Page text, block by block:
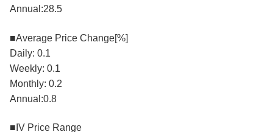
Annual:28.5
■Average Price Change[%]
Daily: 0.1
Weekly: 0.1
Monthly: 0.2
Annual:0.8
■IV Price Range